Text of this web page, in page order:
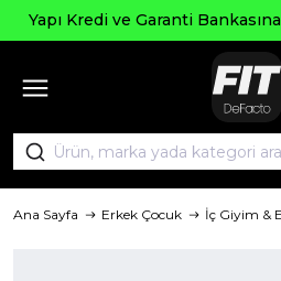
Yapı Kredi ve Garanti
Ana Sayfa Erkek Çocuk İç Giyim &